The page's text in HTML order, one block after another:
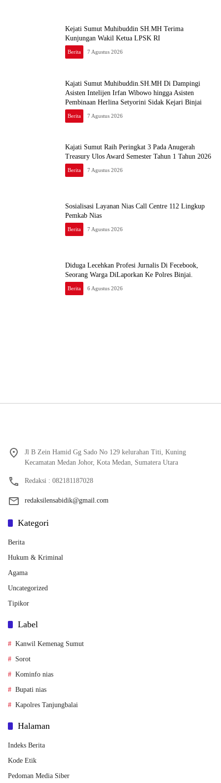
Kejati Sumut Muhibuddin SH.MH Terima
Kunjungan Wakil Ketua LPSK RI
Berita 7 Agustus 2026
Kajati Sumut Muhibuddin.SH.MH Di Dampingi
Asisten Intelijen Irfan Wibowo hingga Asisten
Pembinaan Herlina Setyorini Sidak Kejari Binjai
Berita 7 Agustus 2026
Kajati Sumut Raih Peringkat 3 Pada Anugerah
Treasury Ulos Award Semester Tahun 1 Tahun 2026
Berita 7 Agustus 2026
Sosialisasi Layanan Nias Call Centre 112 Lingkup
Pemkab Nias
Berita 7 Agustus 2026
Diduga Lecehkan Profesi Jurnalis Di Fecebook,
Seorang Warga DiLaporkan Ke Polres Binjai.
Berita 6 Agustus 2026
Jl B Zein Hamid Gg Sado No 129 kelurahan Titi, Kuning
Kecamatan Medan Johor, Kota Medan, Sumatera Utara
Redaksi : 082181187028
redaksilensabidik@gmail.com
Kategori
Berita
Hukum & Kriminal
Agama
Uncategorized
Tipikor
Label
Kanwil Kemenag Sumut
Sorot
Kominfo nias
Bupati nias
Kapolres Tanjungbalai
Halaman
Indeks Berita
Kode Etik
Pedoman Media Siber